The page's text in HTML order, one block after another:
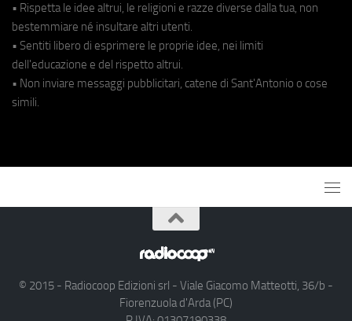
• Rispetta le idee altrui, le religioni e razze diverse dalla tua, non
bestemmiare né insultare altri utenti.
• Sentiti libero di esprimere le proprie idee, nei limiti
dell'educazione e del rispetto altrui.
• Non inviare messaggi pubblicitari, catene di Sant'Antonio o cose
simili.
© 2015 - Radiocoop Edizioni srl - Viale Giacomo Matteotti, 36/b -
Fiorenzuola d'Arda (PC)